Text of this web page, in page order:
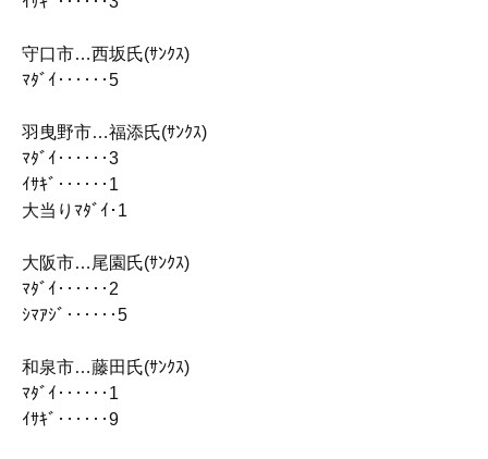
守口市…西坂氏(ｻﾝｸｽ)
ﾏﾀﾞｲ‥‥‥5
羽曳野市…福添氏(ｻﾝｸｽ)
ﾏﾀﾞｲ‥‥‥3
ｲｻｷﾞ‥‥‥1
大当りﾏﾀﾞｲ･1
大阪市…尾園氏(ｻﾝｸｽ)
ﾏﾀﾞｲ‥‥‥2
ｼﾏｱｼﾞ‥‥‥5
和泉市…藤田氏(ｻﾝｸｽ)
ﾏﾀﾞｲ‥‥‥1
ｲｻｷﾞ‥‥‥9